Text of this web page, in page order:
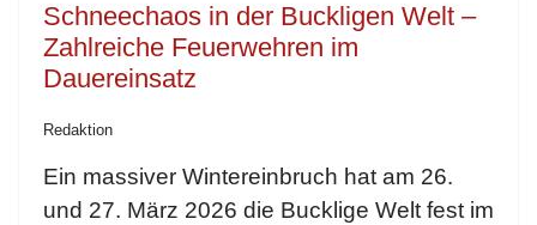
Schneechaos in der Buckligen Welt –
Zahlreiche Feuerwehren im
Dauereinsatz
Redaktion
Ein massiver Wintereinbruch hat am 26.
und 27. März 2026 die Bucklige Welt fest im